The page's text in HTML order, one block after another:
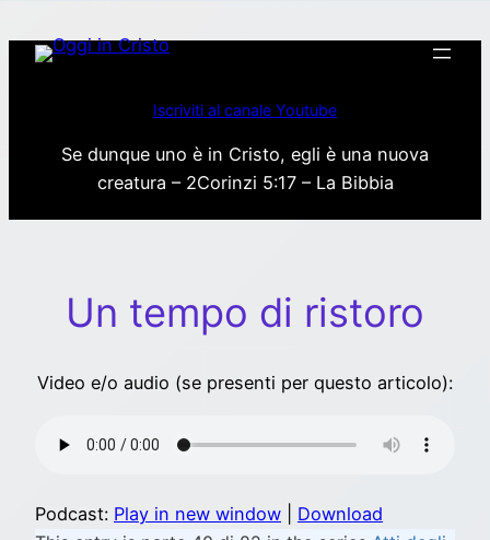
Iscriviti al canale Youtube
Se dunque uno è in Cristo, egli è una nuova
creatura – 2Corinzi 5:17 – La Bibbia
Un tempo di ristoro
Video e/o audio (se presenti per questo articolo):
Podcast: Play in new window
Download